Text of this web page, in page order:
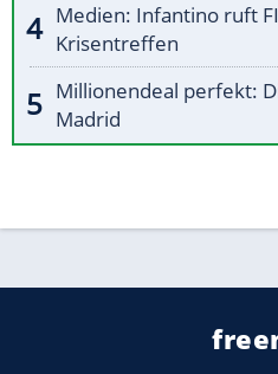
Medien: Infantino ruft
Krisentreffen
Millionendeal perfekt:
Madrid